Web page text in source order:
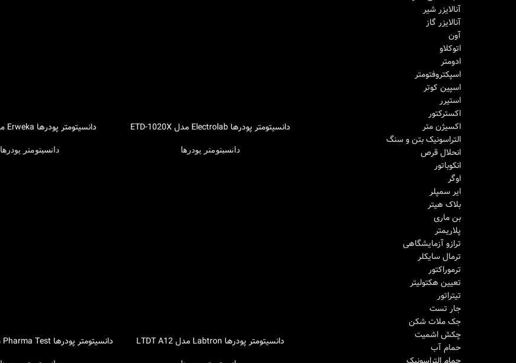
آنالایزر شیر
آنالایزر گاز
آون
اتوکلاو
ادومتر
اسپکتروفتومتر
اسپین کوتر
استیرر
اکسترکتور
اکسیژن متر
التراسونیک بتن و سنگ
انحلال قرص
انکوباتور
اوگر
ایر سمپلر
بلاک هیتر
بن ماری
پلاریمتر
ترازو آزمایشگاهی
ترمال سایکلر
ترموراکتور
تعیین هکتولیتر
تیتراتور
جار تست
جک ملات شکن
چکش اشمیت
حمام آب
اطلاعات بیشتر
دانسیتومتر پودرها Electrolab مدل ETD-1020X
دانسیتومتر پودرها
اطلاعات بیشتر
دانسیتومتر پودرها Erweka مدل SVM II
دانسیتومتر پودرها
اطلاعات بیشتر
دانسیتومتر پودرها Labtron مدل LTDT A12 اطلاعات بیشتر
دانسیتومتر پودرها Pharma Test مدل PT-TD300